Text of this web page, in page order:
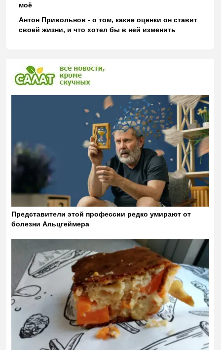
моё
Антон Привольнов - о том, какие оценки он ставит
своей жизни, и что хотел бы в ней изменить